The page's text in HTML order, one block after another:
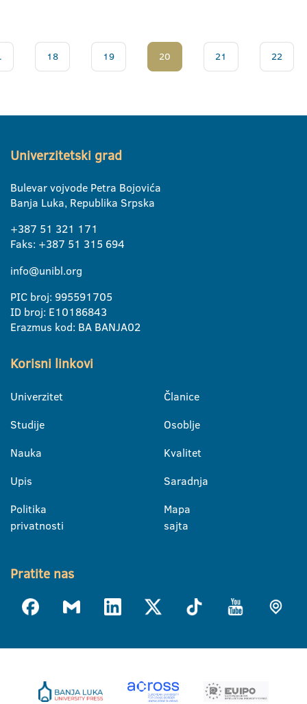
18 19 20 21 22
Univerzitetski grad
Bulevar vojvode Petra Bojovića
Banja Luka, Republika Srpska
+387 51 321 171
Faks: +387 51 315 694
info@unibl.org
PIC broj: 995591705
ID broj: E10186843
Erazmus kod: BA BANJA02
Korisni linkovi
Univerzitet
Studije
Nauka
Upis
Politika
privatnosti
Članice
Osoblje
Kvalitet
Saradnja
Mapa
sajta
Pratite nas